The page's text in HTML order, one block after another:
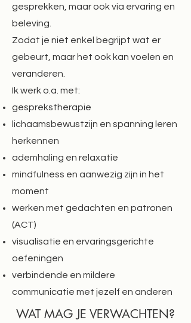
gesprekken, maar ook via ervaring en
beleving.
Zodat je niet enkel begrijpt wat er
gebeurt, maar het ook kan voelen en
veranderen.
Ik werk o.a. met:
gesprekstherapie
lichaamsbewustzijn en spanning leren
herkennen
ademhaling en relaxatie
mindfulness en aanwezig zijn in het
moment
werken met gedachten en patronen
(ACT)
visualisatie en ervaringsgerichte
oefeningen
verbindende en mildere
communicatie met jezelf en anderen
WAT MAG JE VERWACHTEN?